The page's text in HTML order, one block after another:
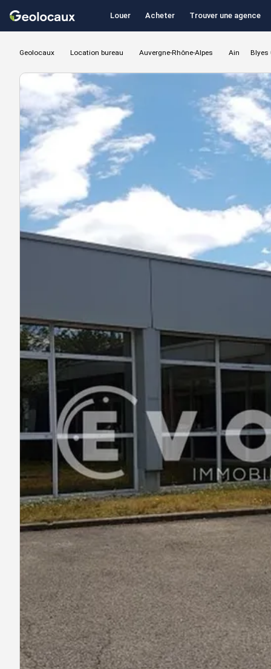
Louer Acheter Trouver une agence
Geolocaux Location bureau Auvergne-Rhône-Alpes Ain Blyes